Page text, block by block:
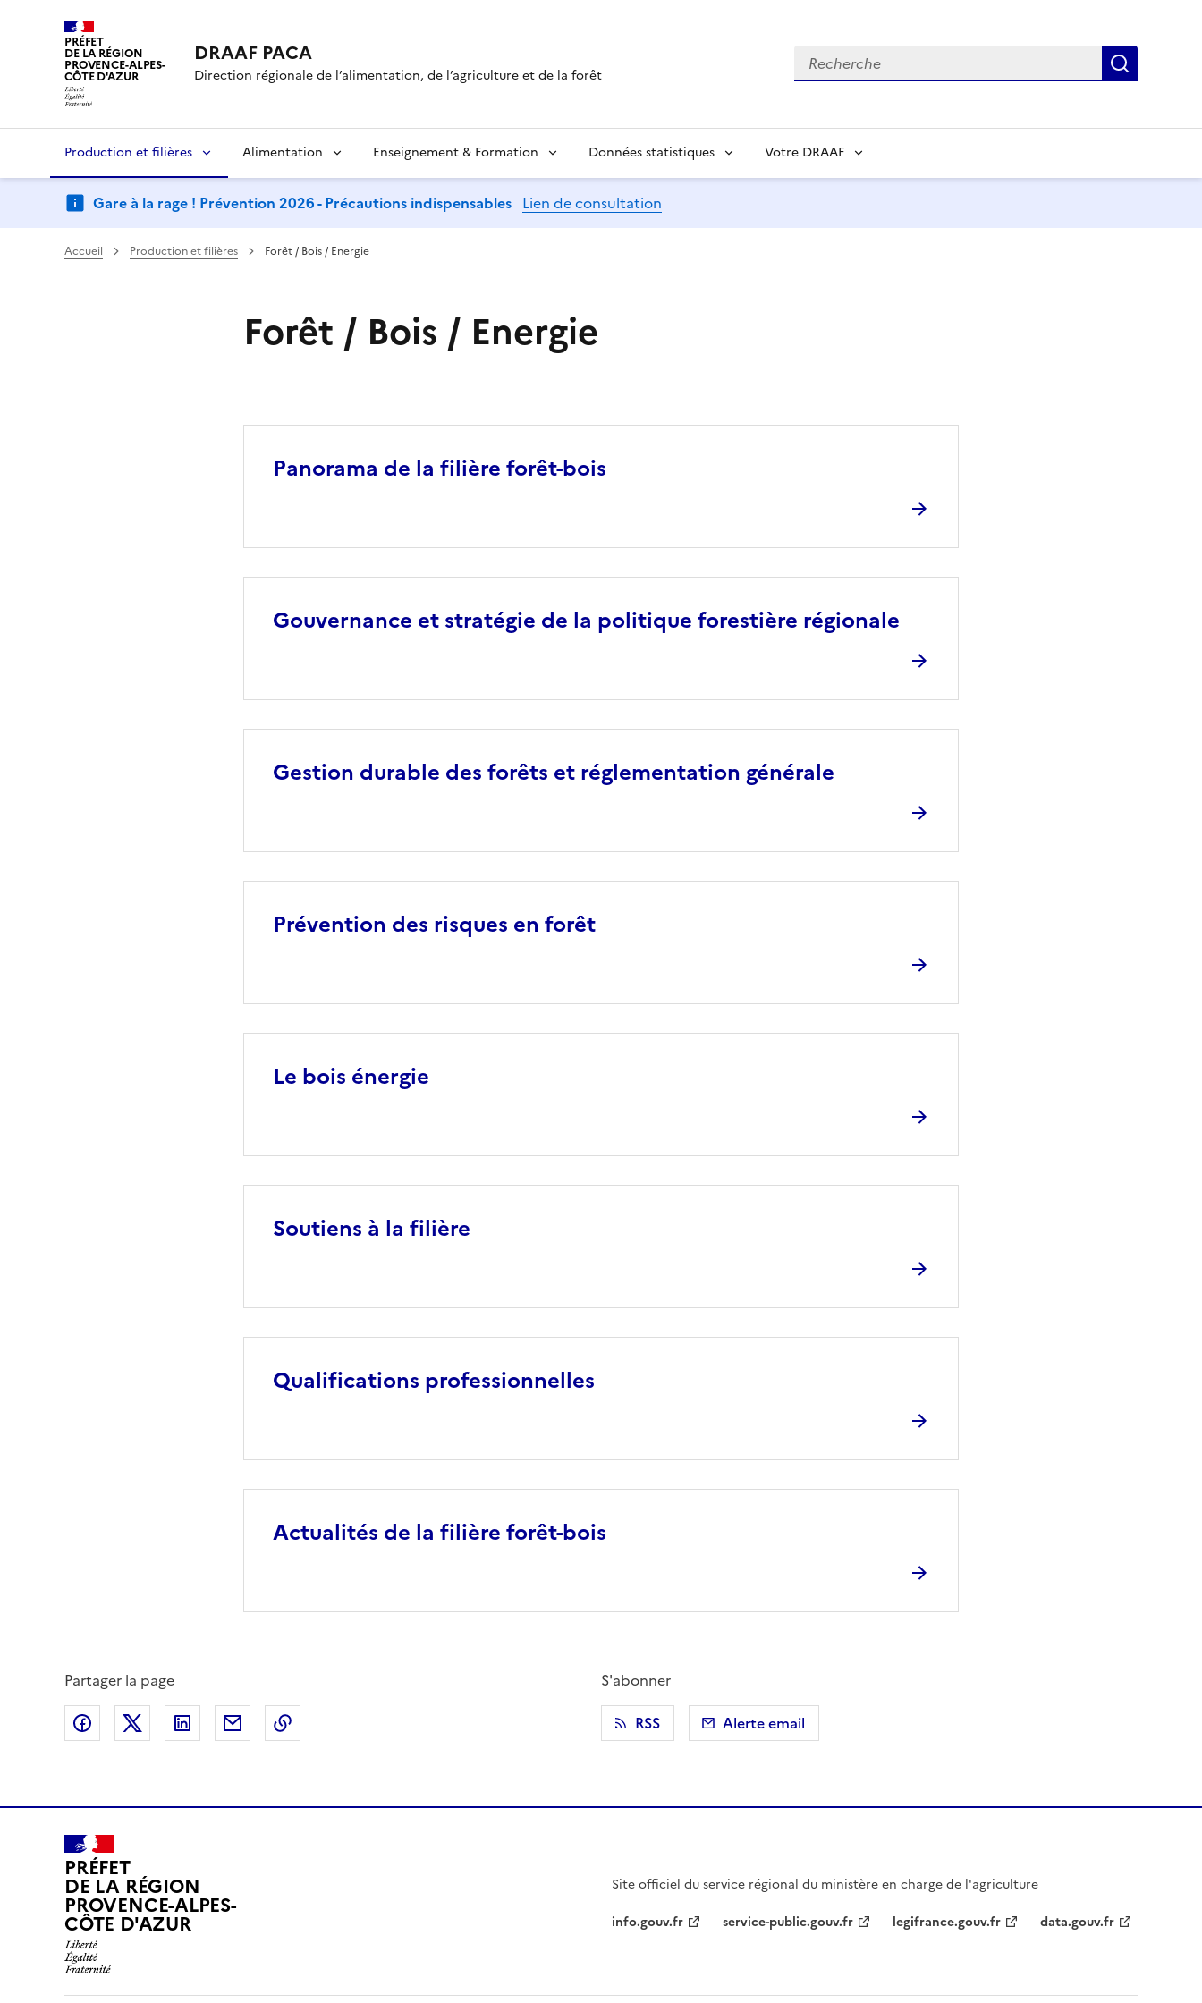
PRÉFET
DE LA RÉGION
PROVENCE-ALPES-
CÔTE D'AZUR
DRAAF PACA
Direction régionale de l’alimentation, de l’agriculture et de la forêt
Recherche
Production et filières Alimentation Enseignement & Formation Données statistiques Votre DRAAF
Gare à la rage ! Prévention 2026 - Précautions indispensables Lien de consultation
Accueil Production et filières Forêt / Bois / Energie
Forêt / Bois / Energie
Panorama de la filière forêt-bois
Gouvernance et stratégie de la politique forestière régionale
Gestion durable des forêts et réglementation générale
Prévention des risques en forêt
Le bois énergie
Soutiens à la filière
Qualifications professionnelles
Actualités de la filière forêt-bois
Partager la page
Partager sur Facebook
Partager sur X (anciennement Twitter)
Partager sur LinkedIn
Partager par email
S'abonner
RSS
Alerte email
PRÉFET
DE LA RÉGION
PROVENCE-ALPES-
CÔTE D'AZUR
Site officiel du service régional du ministère en charge de l'agriculture
info.gouv.fr
service-public.gouv.fr legifrance.gouv.fr data.gouv.fr